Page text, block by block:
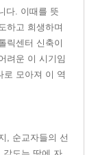
다. 이때를 뜻
하고 희생하며
릭센터 신축이
려운 이 시기임
로 모아져 이 역
, 순교자들의 선